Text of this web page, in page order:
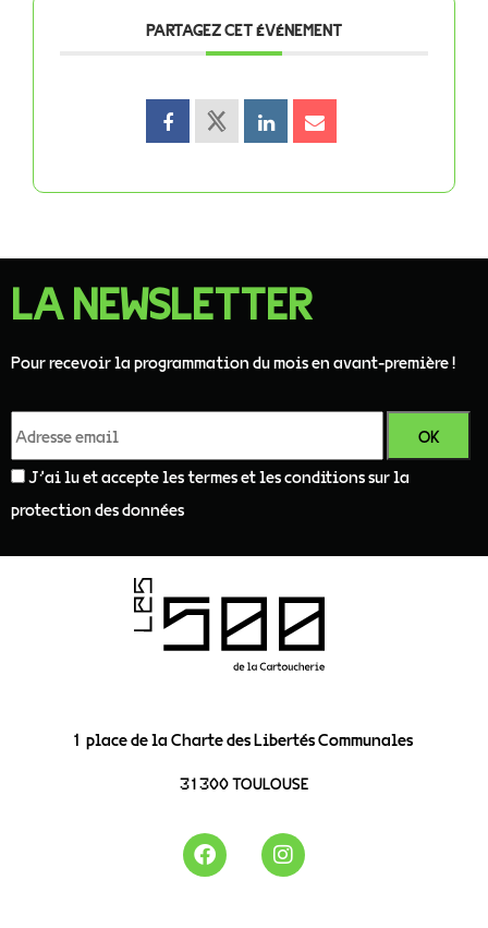
PARTAGEZ CET ÉVÉNEMENT
LA NEWSLETTER
Pour recevoir la programmation du mois en avant-première !
J'ai lu et accepte les termes et les conditions sur la
protection des données
1 place de la Charte des Libertés Communales
31300 TOULOUSE